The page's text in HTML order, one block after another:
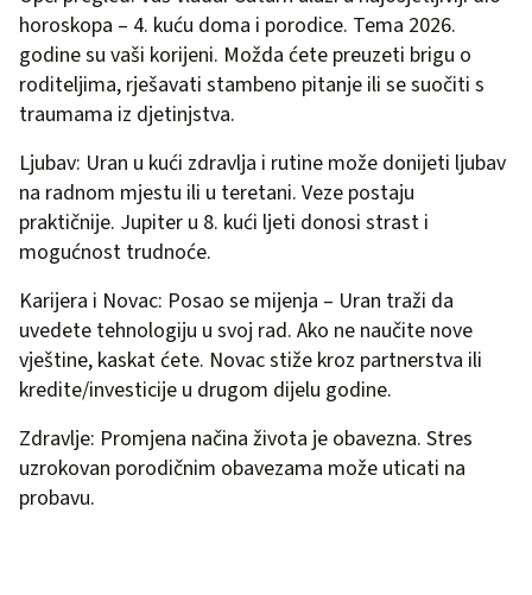
horoskopa – 4. kuću doma i porodice. Tema 2026.
godine su vaši korijeni. Možda ćete preuzeti brigu o
roditeljima, rješavati stambeno pitanje ili se suočiti s
traumama iz djetinjstva.
Ljubav: Uran u kući zdravlja i rutine može donijeti ljubav
na radnom mjestu ili u teretani. Veze postaju
praktičnije. Jupiter u 8. kući ljeti donosi strast i
mogućnost trudnoće.
Karijera i Novac: Posao se mijenja – Uran traži da
uvedete tehnologiju u svoj rad. Ako ne naučite nove
vještine, kaskat ćete. Novac stiže kroz partnerstva ili
kredite/investicije u drugom dijelu godine.
Zdravlje: Promjena načina života je obavezna. Stres
uzrokovan porodičnim obavezama može uticati na
probavu.